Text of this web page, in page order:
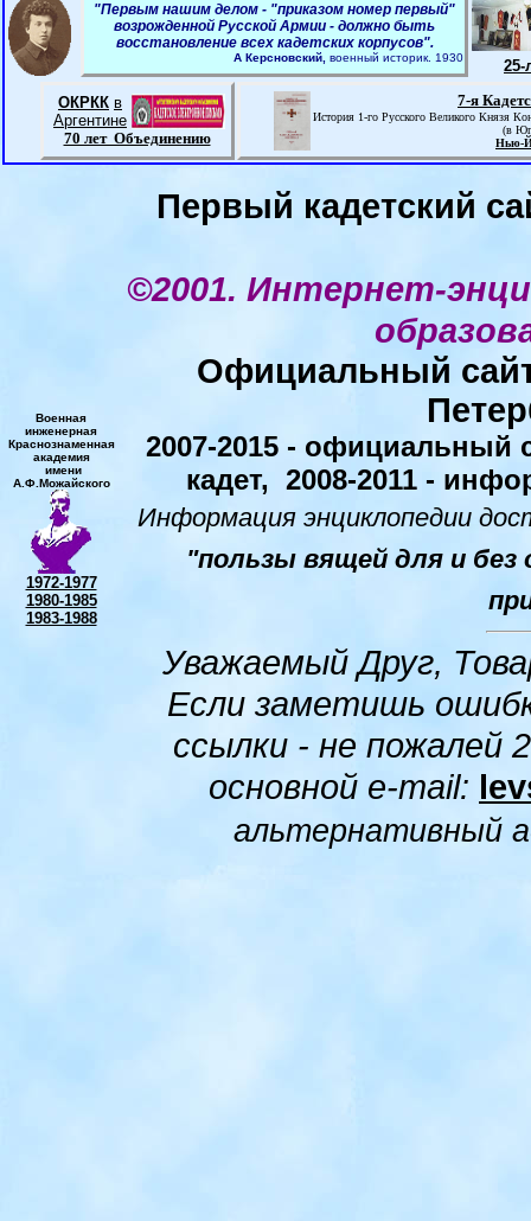
"Первым нашим делом - "приказом номер первый"
возрожденной Русской Армии - должно быть
восстановление всех кадетских корпусов".
А Керсновский, военный историк. 1930 25-
ОКРКК в
Аргентине
70 лет Объединению
7-я
История 1-го Русского Великого Князя
(в
Нью-
Военная
инженерная
Краснознаменная
академия
имени
А.Ф.Можайского
1972-1977
1980-1985
1983-1988
Первый кадетский
©2001. Интернет-
Официальный
2007-2015 - официальный
кадет, 2008-2011 -
Информация энциклопедии
"пользы вящей для и без
Уважаемый Друг,
Если заметишь
ссылки - не пожалей
основной e-mail:
альтернативный